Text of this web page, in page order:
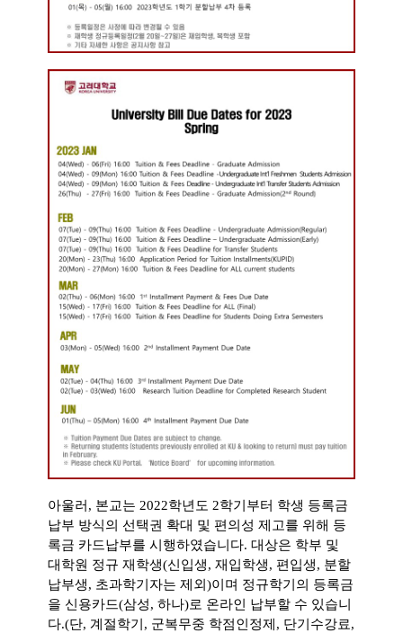
아울러, 본교는 2022학년도 2학기부터 학생 등록금
납부 방식의 선택권 확대 및 편의성 제고를 위해 등
록금 카드납부를 시행하였습니다. 대상은 학부 및
대학원 정규 재학생(신입생, 재입학생, 편입생, 분할
납부생, 초과학기자는 제외)이며 정규학기의 등록금
을 신용카드(삼성, 하나)로 온라인 납부할 수 있습니
다.(단, 계절학기, 군복무중 학점인정제, 단기수강료,